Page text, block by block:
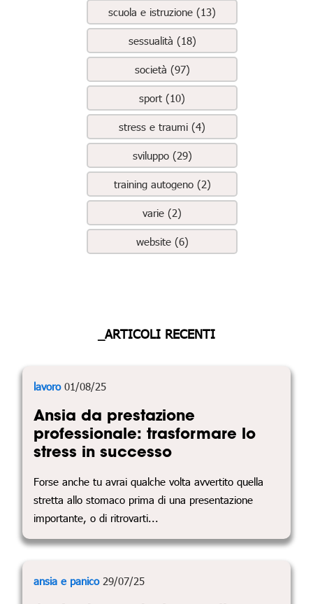
scuola e istruzione (13)
sessualità (18)
società (97)
sport (10)
stress e traumi (4)
sviluppo (29)
training autogeno (2)
varie (2)
website (6)
_ARTICOLI RECENTI
lavoro01/08/25
Ansia da prestazione
professionale: trasformare lo
stress in successo
Forse anche tu avrai qualche volta avvertito quella
stretta allo stomaco prima di una presentazione
importante, o di ritrovarti...
ansia e panico29/07/25